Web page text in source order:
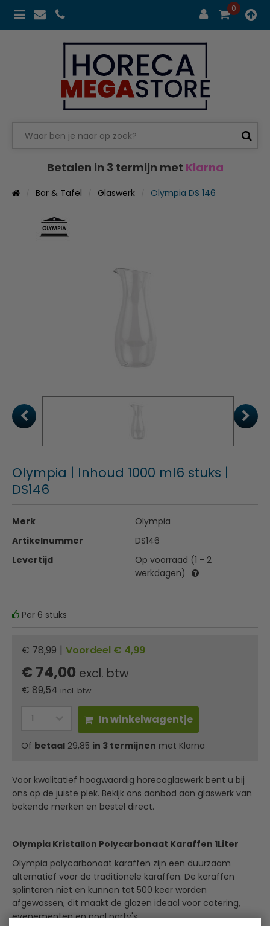
0
Betalen in 3 termijn met Klarna
Bar & Tafel Glaswerk Olympia DS 146
Olympia | Inhoud 1000 ml6 stuks |
DS146
Merk
Olympia
Artikelnummer
DS146
Levertijd
Op voorraad (1 - 2
werkdagen)
Per 6 stuks
€ 78,99 | Voordeel € 4,99
€ 74,00 excl. btw
€ 89,54 incl. btw
In winkelwagentje
Of betaal 29,85 in 3 termijnen met Klarna
Voor kwalitatief hoogwaardig horecaglaswerk bent u bij
ons op de juiste plek. Bekijk ons aanbod aan glaswerk van
bekende merken en bestel direct.
Olympia Kristallon Polycarbonaat Karaffen 1Liter
Olympia polycarbonaat karaffen zijn een duurzaam
alternatief voor de traditionele karaffen. De karaffen
splinteren niet en kunnen tot 500 keer worden
afgewassen, dit maakt de glazen ideaal voor catering,
evenementen en pool party's.